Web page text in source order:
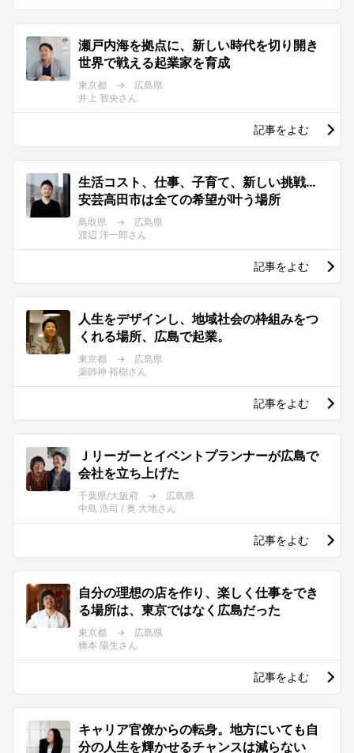
瀬戸内海を拠点に、新しい時代を切り開き
世界で戦える起業家を育成
東京都 → 広島県
井上 智央さん
記事をよむ
生活コスト、仕事、子育て、新しい挑戦…
安芸高田市は全ての希望が叶う場所
鳥取県 → 広島県
渡辺 洋一郎さん
記事をよむ
人生をデザインし、地域社会の枠組みをつ
くれる場所、広島で起業。
東京都 → 広島県
薬師神 裕樹さん
記事をよむ
Ｊリーガーとイベントプランナーが広島で
会社を立ち上げた
千葉県/大阪府 → 広島県
中島 浩司 / 奥 大地さん
記事をよむ
自分の理想の店を作り、楽しく仕事をでき
る場所は、東京ではなく広島だった
東京都 → 広島県
橋本 陽生さん
記事をよむ
キャリア官僚からの転身。地方にいても自
分の人生を輝かせるチャンスは減らない